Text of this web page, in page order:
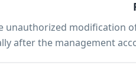
Redirect hijacking in
associated with a